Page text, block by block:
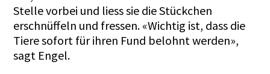
Stelle vorbei und liess sie die Stückchen
erschnüffeln und fressen. «Wichtig ist, dass die
Tiere sofort für ihren Fund belohnt werden»,
sagt Engel.